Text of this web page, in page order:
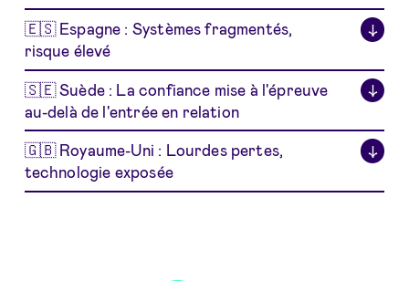
🇪🇸 Espagne : Systèmes fragmentés,
risque élevé
↓
🇸🇪 Suède : La confiance mise à l'épreuve
au-delà de l'entrée en relation
↓
🇬🇧 Royaume-Uni : Lourdes pertes,
technologie exposée
↓